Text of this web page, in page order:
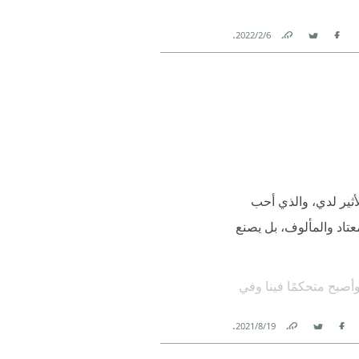
Facebook
Twitter
Link
6‏/2‏/2022
.
لدي، والذي أحب
والمألوف، بل يصنع
متحكمًا فينا وفي
زوكربيرج إلهاً
Facebook
Twitter
Link
19‏/8‏/2021
.